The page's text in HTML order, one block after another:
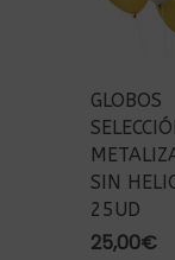
GLOBOS
SIN
25UD
25,00€